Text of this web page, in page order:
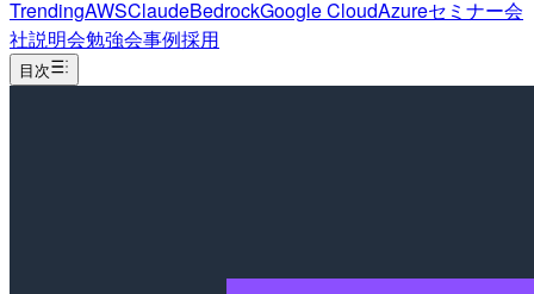
TrendingAWSClaudeBedrockGoogle CloudAzureセミナー会
社説明会勉強会事例採用
目次